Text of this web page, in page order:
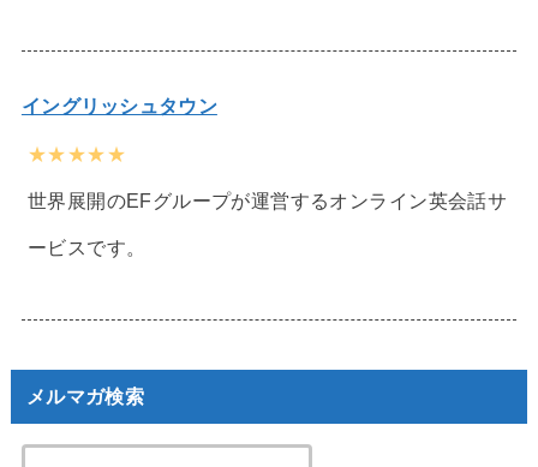
イングリッシュタウン
★★★★★
世界展開のEFグループが運営するオンライン英会話サ
ービスです。
メルマガ検索